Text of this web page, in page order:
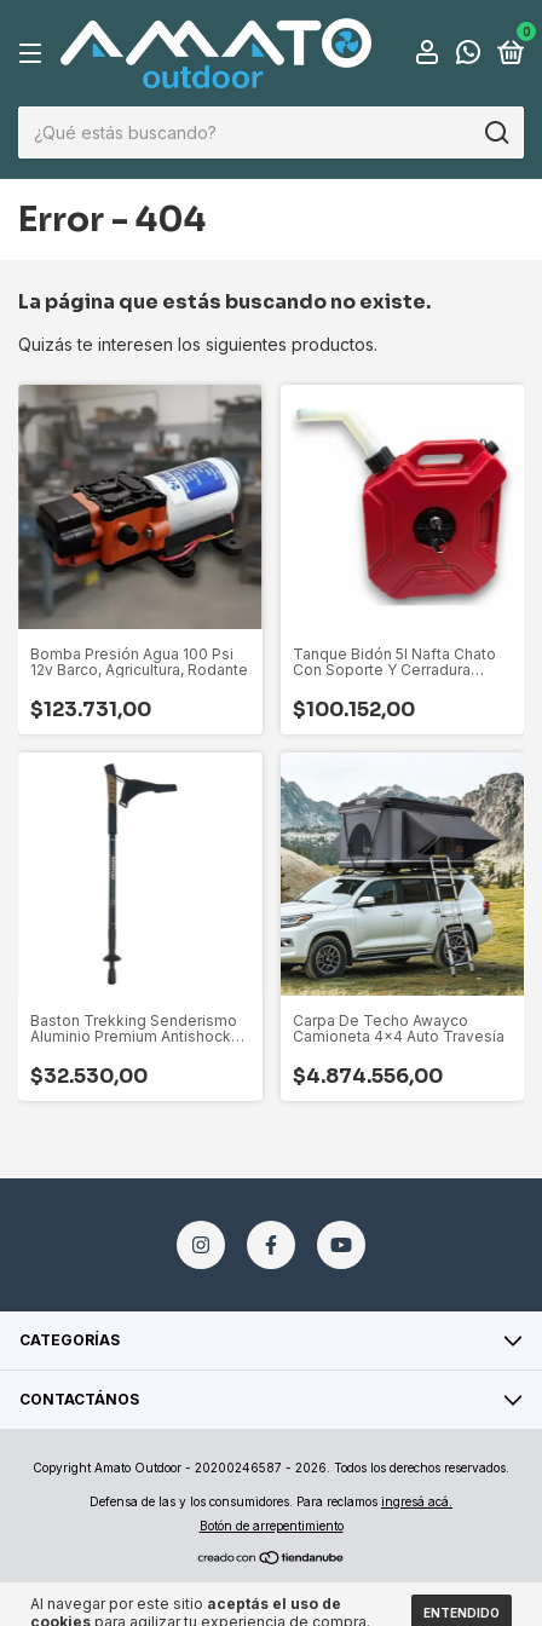
0
Al navegar por este sitio aceptás el uso de
cookies para agilizar tu experiencia de compra. ENTENDIDO
Error - 404
La página que estás buscando no existe.
Quizás te interesen los siguientes productos.
Bomba Presión Agua 100 Psi
12v Barco, Agricultura, Rodante
$123.731,00
Tanque Bidón 5l Nafta Chato
Con Soporte Y Cerradura
$100.152,00
Baston Trekking Senderismo
Aluminio Premium Antishock
$32.530,00
Carpa De Techo Awayco
Camioneta 4x4 Auto Travesía
$4.874.556,00
CATEGORÍAS
CONTACTÁNOS
Copyright Amato Outdoor - 20200246587 - 2026. Todos los derechos reservados.
Defensa de las y los consumidores. Para reclamos ingresá acá.
Botón de arrepentimiento